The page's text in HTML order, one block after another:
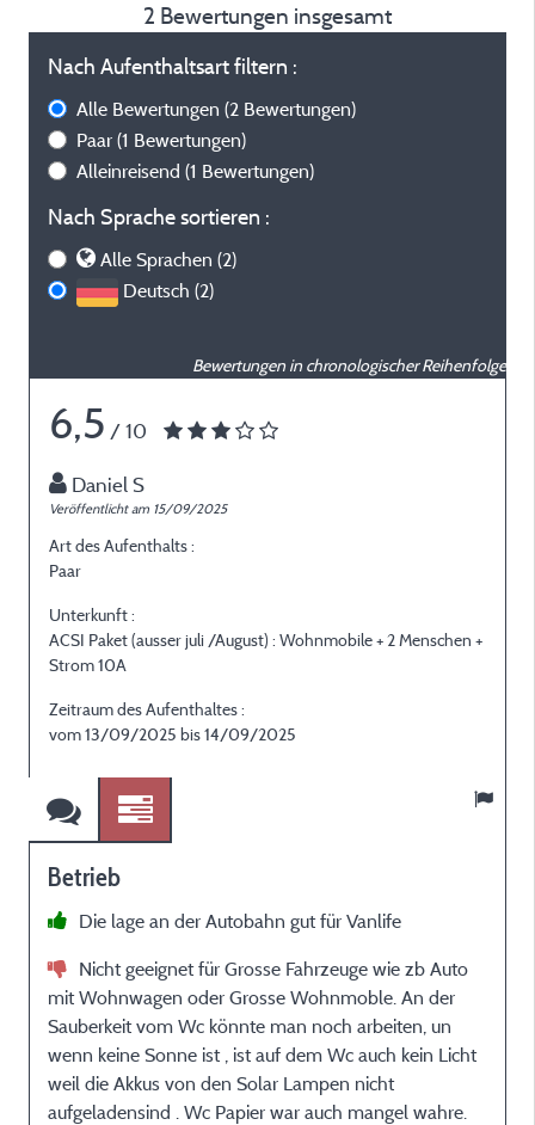
2 Bewertungen insgesamt
Nach Aufenthaltsart filtern :
Alle Bewertungen (2 Bewertungen)
Paar (1 Bewertungen)
Alleinreisend (1 Bewertungen)
Nach Sprache sortieren :
Alle Sprachen (2)
Deutsch (2)
Bewertungen in chronologischer Reihenfolge
6,5 / 10
Daniel S
Veröffentlicht am 15/09/2025
Art des Aufenthalts :
Paar
Unterkunft :
ACSI Paket (ausser juli /August) : Wohnmobile + 2 Menschen +
Strom 10A
Zeitraum des Aufenthaltes :
vom 13/09/2025 bis 14/09/2025
Betrieb
Die lage an der Autobahn gut für Vanlife
Nicht geeignet für Grosse Fahrzeuge wie zb Auto
mit Wohnwagen oder Grosse Wohnmoble. An der
Sauberkeit vom Wc könnte man noch arbeiten, un
wenn keine Sonne ist , ist auf dem Wc auch kein Licht
weil die Akkus von den Solar Lampen nicht
aufgeladensind . Wc Papier war auch mangel wahre.